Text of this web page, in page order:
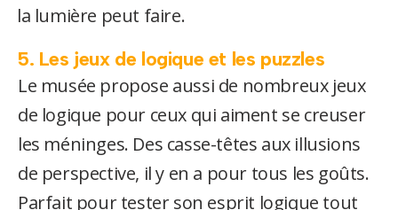
la lumière peut faire.
5. Les jeux de logique et les puzzles
Le musée propose aussi de nombreux jeux
de logique pour ceux qui aiment se creuser
les méninges. Des casse-têtes aux illusions
de perspective, il y en a pour tous les goûts.
Parfait pour tester son esprit logique tout